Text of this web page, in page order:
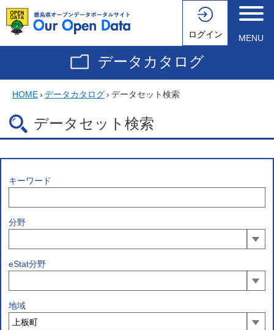
ログイン MENU
データカタログ
HOME› データカタログ› データセット検索
データセット検索
キーワード
分野
eStat分野
地域